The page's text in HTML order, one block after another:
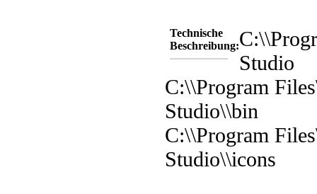
Technische
Beschreibung:
Studio
C:\\Program
Studio\\bin
C:\\Program
Studio\\icons